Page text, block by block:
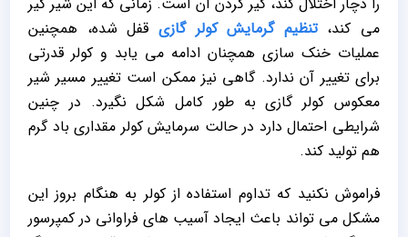
می کند،تنظیم گرمایش کولر گازی قفل شده، همچنین
عملیات خنک سازی همچنان ادامه می یابد و کولر قدرتی
برای تغییر آن ندارد. گاهی نیز ممکن است تغییر مسیر شیر
معکوس کولر گازی به طور کامل شکل نگیرد. در چنین
شرایطی احتمال دارد در حالت سرمایش کولر مقداری باد گرم
هم تولید کند.
فراموش نکنید که تداوم استفاده از کولر به هنگام بروز این
مشکل می تواند باعث ایجاد آسیب های فراوانی در کمپرسور